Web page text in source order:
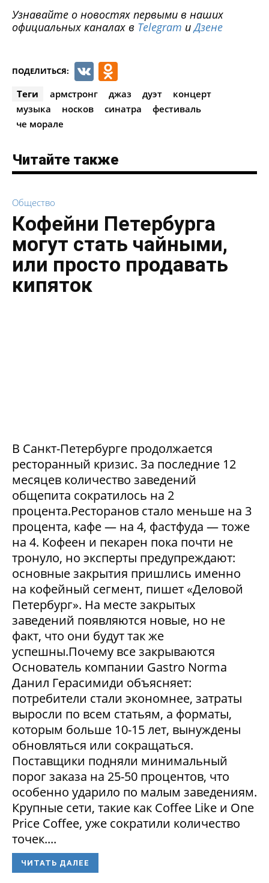
Узнавайте о новостях первыми в наших
официальных каналах в Telegram иДзене
ПОДЕЛИТЬСЯ: VK
Теги армстронг джаз дуэт
концерт
музыка
носков синатра
фестиваль
че морале
Читайте также
Общество
Кофейни Петербурга
могут стать чайными,
или просто продавать
кипяток
В Санкт-Петербурге продолжается
ресторанный кризис. За последние 12
месяцев количество заведений
общепита сократилось на 2
процента.Ресторанов стало меньше на 3
процента, кафе — на 4, фастфуда — тоже
на 4. Кофеен и пекарен пока почти не
тронуло, но эксперты предупреждают:
основные закрытия пришлись именно
на кофейный сегмент, пишет «Деловой
Петербург». На месте закрытых
заведений появляются новые, но не
факт, что они будут так же
успешны.Почему все закрываются
Основатель компании Gastro Norma
Данил Герасимиди объясняет:
потребители стали экономнее, затраты
выросли по всем статьям, а форматы,
которым больше 10-15 лет, вынуждены
обновляться или сокращаться.
Поставщики подняли минимальный
порог заказа на 25-50 процентов, что
особенно ударило по малым заведениям.
Крупные сети, такие как Coffee Like и One
Price Coffee, уже сократили количество
точек....
ЧИТАТЬ ДАЛЕЕ